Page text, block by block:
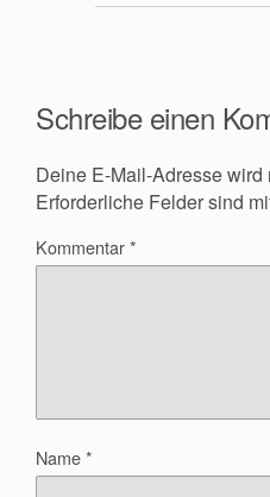
Schreibe einen
Deine E-Mail-Adresse wird
Erforderliche Felder sind
Kommentar*
Name*